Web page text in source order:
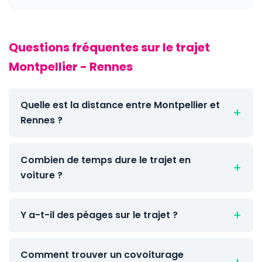
Questions fréquentes sur le trajet
Montpellier - Rennes
Quelle est la distance entre Montpellier et
Rennes ?
Combien de temps dure le trajet en
voiture ?
Y a-t-il des péages sur le trajet ?
Comment trouver un covoiturage